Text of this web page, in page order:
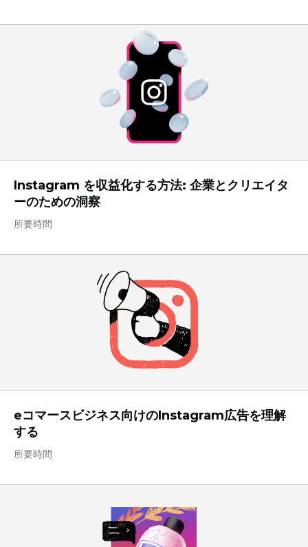
Instagram を収益化する方法: 企業とクリエイタ
ーのための洞察
所要時間
eコマースビジネス向けのInstagram広告を理解
する
所要時間